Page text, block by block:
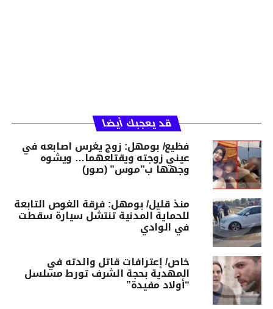
قد يعجبك أيضا
فظيع/ بومهل: زوج يغرس اصابعه في
عيني زوجته ويقتلعهما… ويشوه
وجهها ب”موس” (صور)
منذ قليل/ بومهل: فرقة الغوص التابعة
للحماية المدنية تنتشل سيارة سقطت
في الوادي
خاص/ إعترافات قاتل والدته في
المهدية بحجة الشرف تورط مسلسل
“أولاد مفيدة”